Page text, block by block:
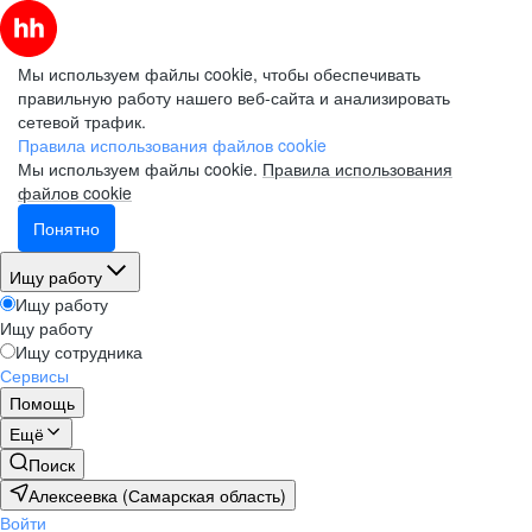
Мы используем файлы cookie, чтобы обеспечивать
правильную работу нашего веб-сайта и анализировать
сетевой трафик.
Правила использования файлов cookie
Мы используем файлы cookie. Правила использования
файлов cookie
Понятно
Ищу работу
Ищу работу
Ищу работу
Ищу сотрудника
Сервисы
Помощь
Ещё
Поиск
Алексеевка (Самарская область)
Войти